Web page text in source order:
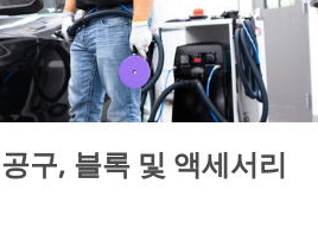
구, 블록 및 액세서리